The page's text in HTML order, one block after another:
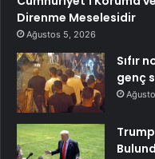
Direnme Meselesidir
Ağustos 5, 2026
Sıfır
genç